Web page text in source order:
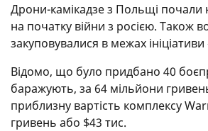
Дрони-камікадзе з Польщі почали
на початку війни з росією. Також
закуповувалися в межах
Відомо, що було придбано 40
баражують, за 64 мільйони
приблизну вартість комплексу
гривень або $43 тис.